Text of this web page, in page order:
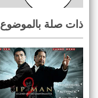
ذات صلة بالموضوع